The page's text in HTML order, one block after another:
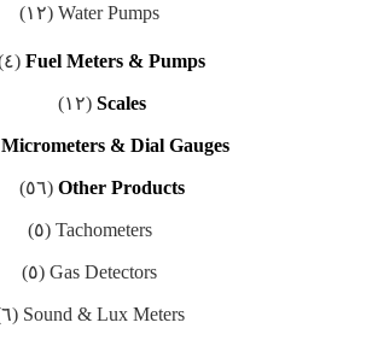
Water Pumps (١٢)
Fuel Meters & Pumps (٤)
Scales (١٢)
Micrometers & Dial Gauges
Other Products (٥٦)
Tachometers (٥)
Gas Detectors (٥)
Sound & Lux Meters (٦)